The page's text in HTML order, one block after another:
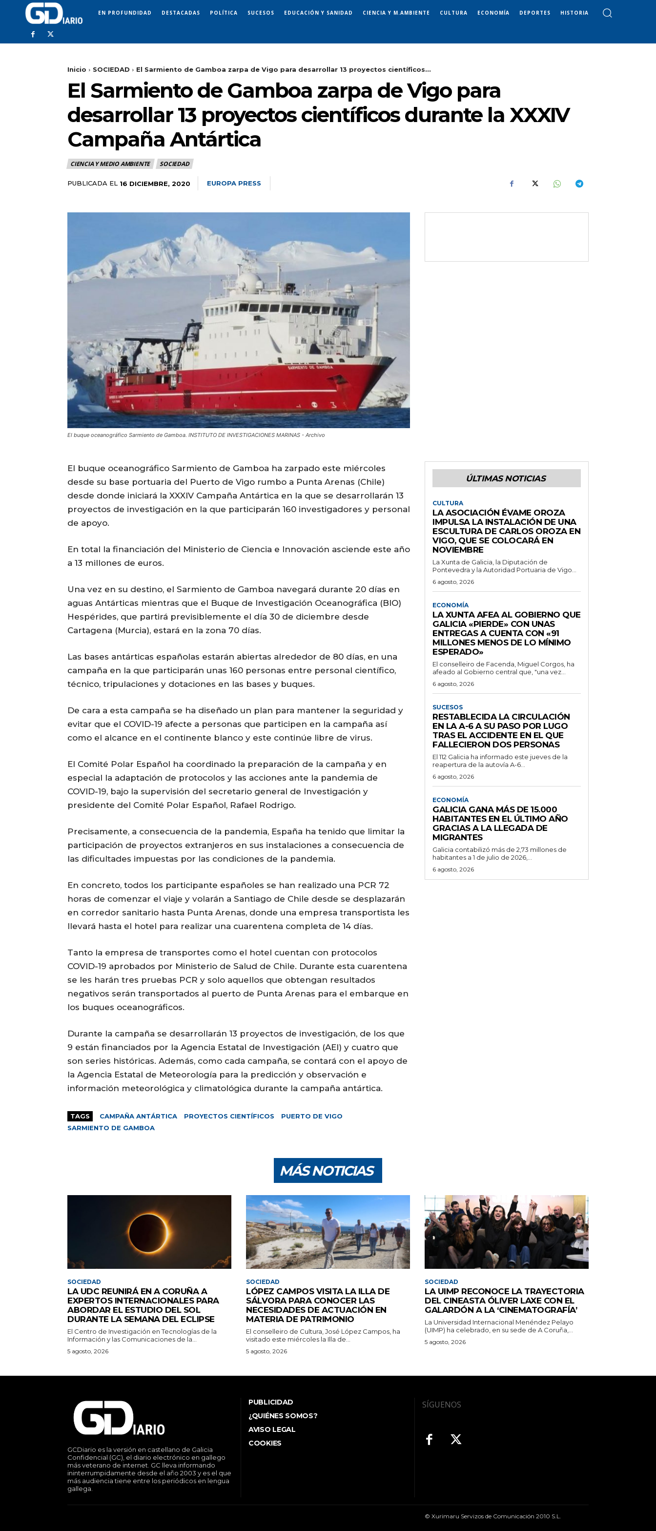
EN PROFUNDIDAD DESTACADAS POLÍTICA SUCESOS EDUCACIÓN Y SANIDAD CIENCIA Y M.AMBIENTE CULTURA ECONOMÍA DEPORTES HISTORIA
Inicio SOCIEDAD El Sarmiento de Gamboa zarpa de Vigo para desarrollar 13 proyectos científicos...
El Sarmiento de Gamboa zarpa de Vigo para
desarrollar 13 proyectos científicos durante la XXXIV
Campaña Antártica
CIENCIA Y MEDIO AMBIENTE SOCIEDAD
PUBLICADA EL 16 DICIEMBRE, 2020 EUROPA PRESS
El buque oceanográfico Sarmiento de Gamboa. INSTITUTO DE INVESTIGACIONES MARINAS - Archivo
El buque oceanográfico Sarmiento de Gamboa ha zarpado este miércoles
desde su base portuaria del Puerto de Vigo rumbo a Punta Arenas (Chile)
desde donde iniciará la XXXIV Campaña Antártica en la que se desarrollarán 13
proyectos de investigación en la que participarán 160 investigadores y personal
de apoyo.
En total la financiación del Ministerio de Ciencia e Innovación asciende este año
a 13 millones de euros.
Una vez en su destino, el Sarmiento de Gamboa navegará durante 20 días en
aguas Antárticas mientras que el Buque de Investigación Oceanográfica (BIO)
Hespérides, que partirá previsiblemente el día 30 de diciembre desde
Cartagena (Murcia), estará en la zona 70 días.
Las bases antárticas españolas estarán abiertas alrededor de 80 días, en una
campaña en la que participarán unas 160 personas entre personal científico,
técnico, tripulaciones y dotaciones en las bases y buques.
De cara a esta campaña se ha diseñado un plan para mantener la seguridad y
evitar que el COVID-19 afecte a personas que participen en la campaña así
como el alcance en el continente blanco y este continúe libre de virus.
El Comité Polar Español ha coordinado la preparación de la campaña y en
especial la adaptación de protocolos y las acciones ante la pandemia de
COVID-19, bajo la supervisión del secretario general de Investigación y
presidente del Comité Polar Español, Rafael Rodrigo.
Precisamente, a consecuencia de la pandemia, España ha tenido que limitar la
participación de proyectos extranjeros en sus instalaciones a consecuencia de
las dificultades impuestas por las condiciones de la pandemia.
En concreto, todos los participante españoles se han realizado una PCR 72
horas de comenzar el viaje y volarán a Santiago de Chile desde se desplazarán
en corredor sanitario hasta Punta Arenas, donde una empresa transportista les
llevará hasta el hotel para realizar una cuarentena completa de 14 días.
Tanto la empresa de transportes como el hotel cuentan con protocolos
COVID-19 aprobados por Ministerio de Salud de Chile. Durante esta cuarentena
se les harán tres pruebas PCR y solo aquellos que obtengan resultados
negativos serán transportados al puerto de Punta Arenas para el embarque en
los buques oceanográficos.
Durante la campaña se desarrollarán 13 proyectos de investigación, de los que
9 están financiados por la Agencia Estatal de Investigación (AEI) y cuatro que
son series históricas. Además, como cada campaña, se contará con el apoyo de
la Agencia Estatal de Meteorología para la predicción y observación e
información meteorológica y climatológica durante la campaña antártica.
TAGS CAMPAÑA ANTÁRTICA PROYECTOS CIENTÍFICOS
PUERTO DE VIGO
SARMIENTO DE GAMBOA
ÚLTIMAS NOTICIAS
CULTURA
LA ASOCIACIÓN ÉVAME OROZA
IMPULSA LA INSTALACIÓN DE UNA
ESCULTURA DE CARLOS OROZA EN
VIGO, QUE SE COLOCARÁ EN
NOVIEMBRE
La Xunta de Galicia, la Diputación de
Pontevedra y la Autoridad Portuaria de Vigo...
6 agosto, 2026
ECONOMÍA
LA XUNTA AFEA AL GOBIERNO QUE
GALICIA «PIERDE» CON UNAS
ENTREGAS A CUENTA CON «91
MILLONES MENOS DE LO MÍNIMO
ESPERADO»
El conselleiro de Facenda, Miguel Corgos, ha
afeado al Gobierno central que, "una vez...
6 agosto, 2026
SUCESOS
RESTABLECIDA LA CIRCULACIÓN
EN LA A-6 A SU PASO POR LUGO
TRAS EL ACCIDENTE EN EL QUE
FALLECIERON DOS PERSONAS
El 112 Galicia ha informado este jueves de la
reapertura de la autovía A-6...
6 agosto, 2026
ECONOMÍA
GALICIA GANA MÁS DE 15.000
HABITANTES EN EL ÚLTIMO AÑO
GRACIAS A LA LLEGADA DE
MIGRANTES
Galicia contabilizó más de 2,73 millones de
habitantes a 1 de julio de 2026,...
6 agosto, 2026
MÁS NOTICIAS
SOCIEDAD
LA UDC REUNIRÁ EN A CORUÑA A
EXPERTOS INTERNACIONALES PARA
ABORDAR EL ESTUDIO DEL SOL
DURANTE LA SEMANA DEL ECLIPSE
El Centro de Investigación en Tecnologías de la
Información y las Comunicaciones de la...
5 agosto, 2026
SOCIEDAD
LÓPEZ CAMPOS VISITA LA ILLA DE
SÁLVORA PARA CONOCER LAS
NECESIDADES DE ACTUACIÓN EN
MATERIA DE PATRIMONIO
El conselleiro de Cultura, José López Campos, ha
visitado este miércoles la Illa de...
5 agosto, 2026
SOCIEDAD
LA UIMP RECONOCE LA TRAYECTORIA
DEL CINEASTA ÓLIVER LAXE CON EL
GALARDÓN A LA ‘CINEMATOGRAFÍA’
La Universidad Internacional Menéndez Pelayo
(UIMP) ha celebrado, en su sede de A Coruña,...
5 agosto, 2026
GCDiario es la versión en castellano de Galicia
Confidencial (GC), el diario electrónico en gallego
más veterano de internet. GC lleva informando
ininterrumpidamente desde el año 2003 y es el que
más audiencia tiene entre los periódicos en lengua
gallega.
PUBLICIDAD
¿QUIÉNES SOMOS?
AVISO LEGAL
COOKIES
SÍGUENOS
© Xurimaru Servizos de Comunicación 2010 S.L.